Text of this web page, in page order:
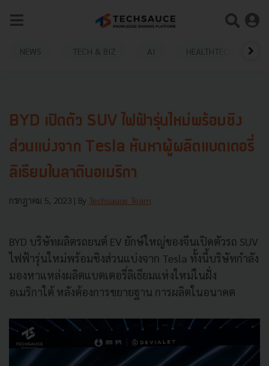
NEWS TECH & BIZ AI HEALTHTECH
BYD เปิดตัว SUV ไฟฟ้ารุ่นใหม่พร้อมชิง
ส่วนแบ่งจาก Tesla หันหาผู้ผลิตแบตเตอรี่
ลิเธียมในลาตินอเมริกา
กรกฎาคม 5, 2023 | By Techsauce Team
BYD บริษัทผลิตรถยนต์ EV ยักษ์ใหญ่ของจีนเปิดตัวรถ SUV
ไฟฟ้ารุ่นใหม่พร้อมชิงส่วนแบ่งจาก Tesla ทั้งนี้บริษัทกำลัง
มองหาแหล่งผลิตแบตเตอรี่ลิเธียมแห่งใหม่ในฝั่ง
อเมริกาใต้ หลังต้องการขยายฐาน การผลิตในอนาคต